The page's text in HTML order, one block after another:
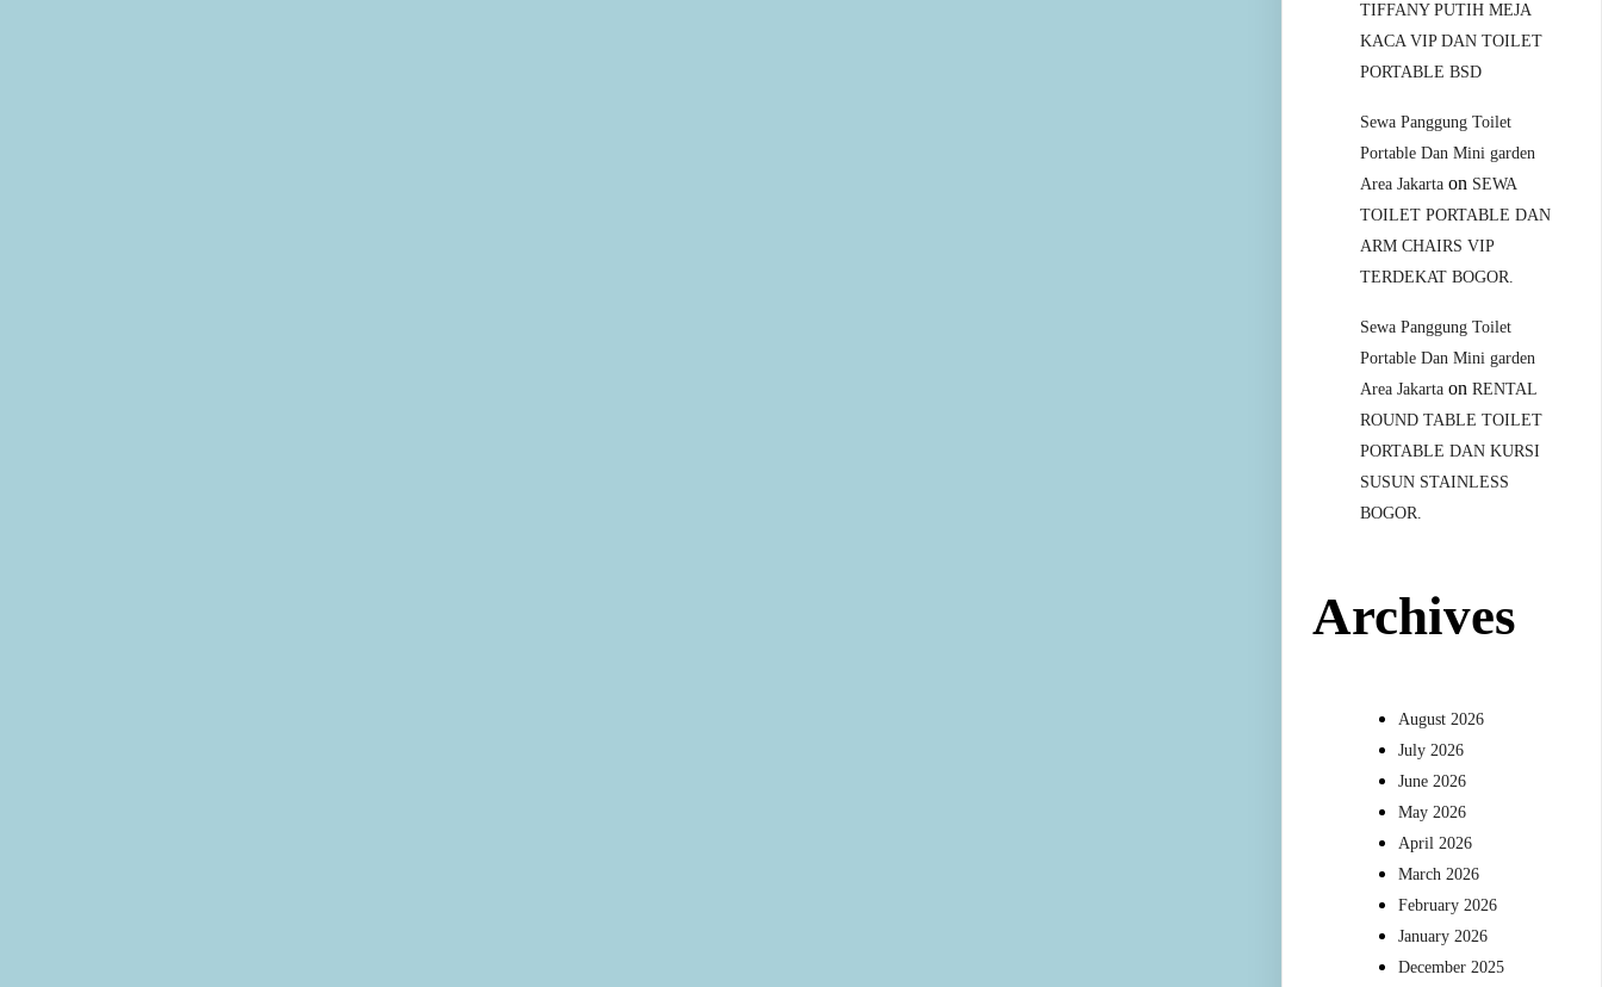
TIFFANY PUTIH MEJA
KACA VIP DAN TOILET
PORTABLE BSD
Sewa Panggung Toilet
Portable Dan Mini garden
Area Jakarta on SEWA
TOILET PORTABLE DAN
ARM CHAIRS VIP
TERDEKAT BOGOR.
Sewa Panggung Toilet
Portable Dan Mini garden
Area Jakarta onRENTAL
ROUND TABLE TOILET
PORTABLE DAN KURSI
SUSUN STAINLESS
BOGOR.
Archives
August 2026
July 2026
June 2026
May 2026
April 2026
March 2026
February 2026
January 2026
December 2025